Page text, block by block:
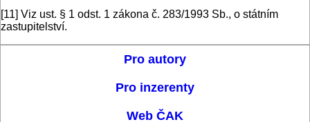
[11] Viz ust. § 1 odst. 1 zákona č. 283/1993 Sb., o státním
zastupitelství.
Pro autory
Pro inzerenty
Web ČAK